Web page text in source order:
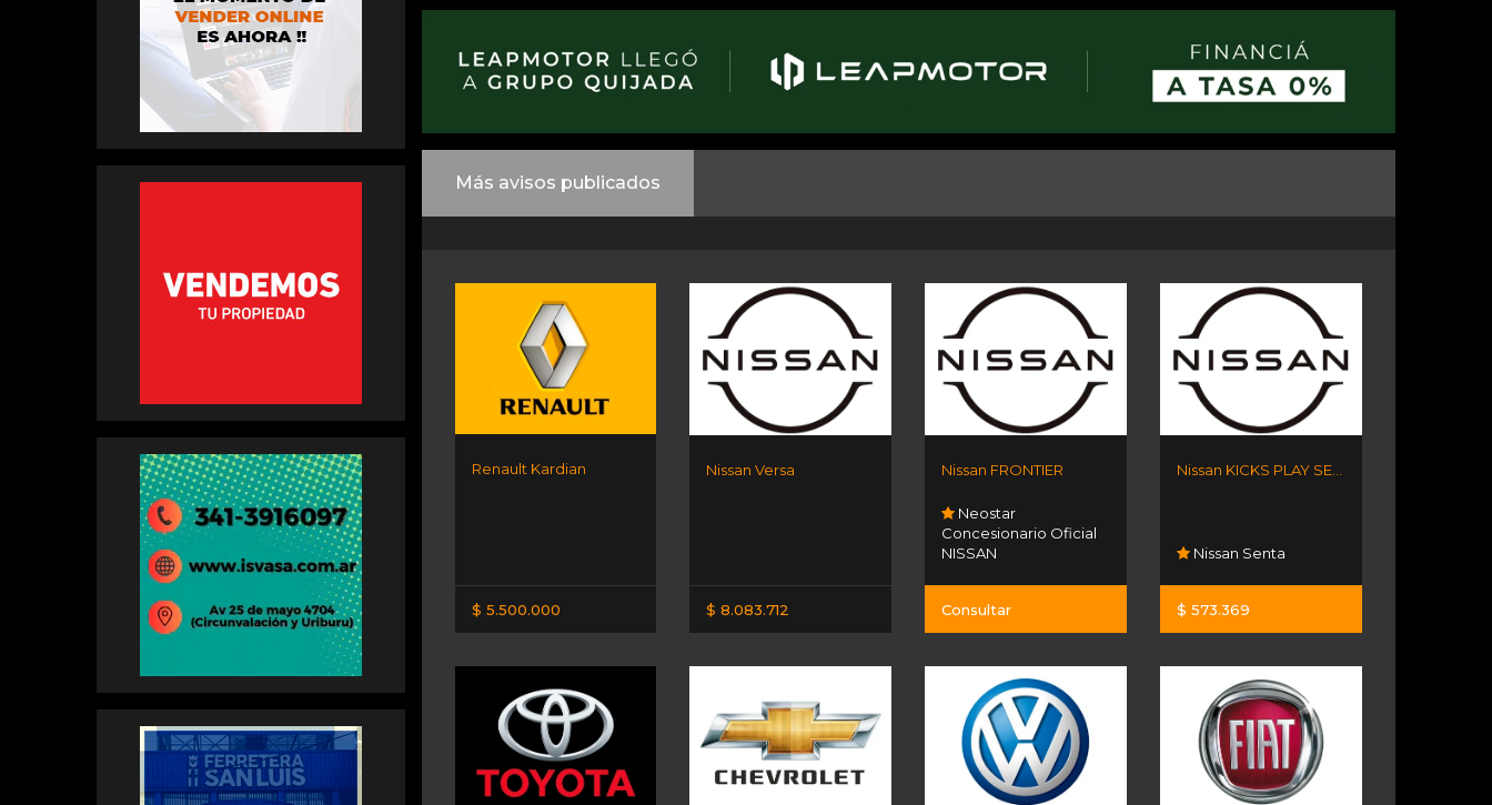
Más avisos publicados
Renault Kardian
$ 5.500.000
Nissan Versa
$ 8.083.712
Nissan FRONTIER
Neostar
Concesionario Oficial
NISSAN
Consultar
Nissan Senta
$ 573.369